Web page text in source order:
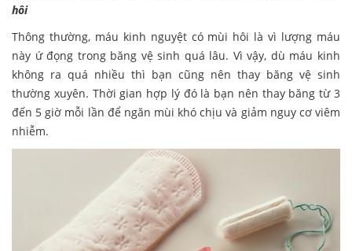
hôi
Thông thường, máu kinh nguyệt có mùi hôi là vì lượng máu
này ứ đọng trong băng vệ sinh quá lâu. Vì vậy, dù máu kinh
không ra quá nhiều thì bạn cũng nên thay băng vệ sinh
thường xuyên. Thời gian hợp lý đó là bạn nên thay băng từ 3
đến 5 giờ mỗi lần để ngăn mùi khó chịu và giảm nguy cơ viêm
nhiễm.